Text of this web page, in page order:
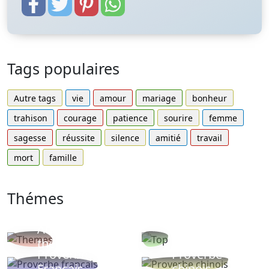
Tags populaires
Autre tags vie amour mariage
bonheur
trahison
courage patience sourire
femme
sagesse
réussite silence amitié
travail
mort
famille
Thémes
Autres
thèmes
Proverbe
Proverbe